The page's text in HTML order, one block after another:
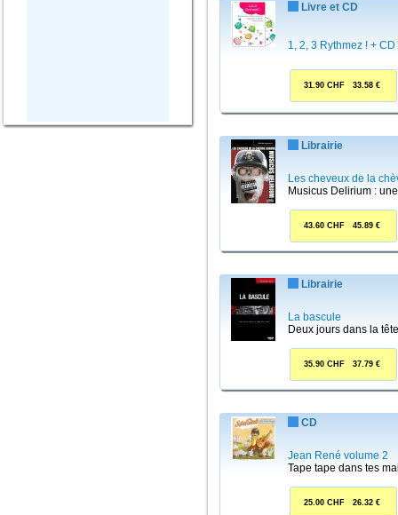
Livre et CD
1, 2, 3 Rythmez ! + CD
31.90 CHF 33.58 €
Librairie
Les cheveux de la
Musicus Delirium :
43.60 CHF 45.89 €
Librairie
La bascule
Deux jours dans la
35.90 CHF 37.79 €
CD
Jean René volume 2
Tape tape dans tes
25.00 CHF 26.32 €